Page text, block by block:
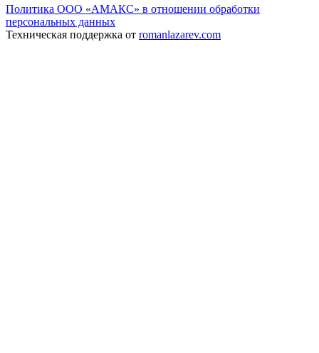
Политика ООО «АМАКС» в отношении обработки
персональных данных
Техническая поддержка от romanlazarev.com